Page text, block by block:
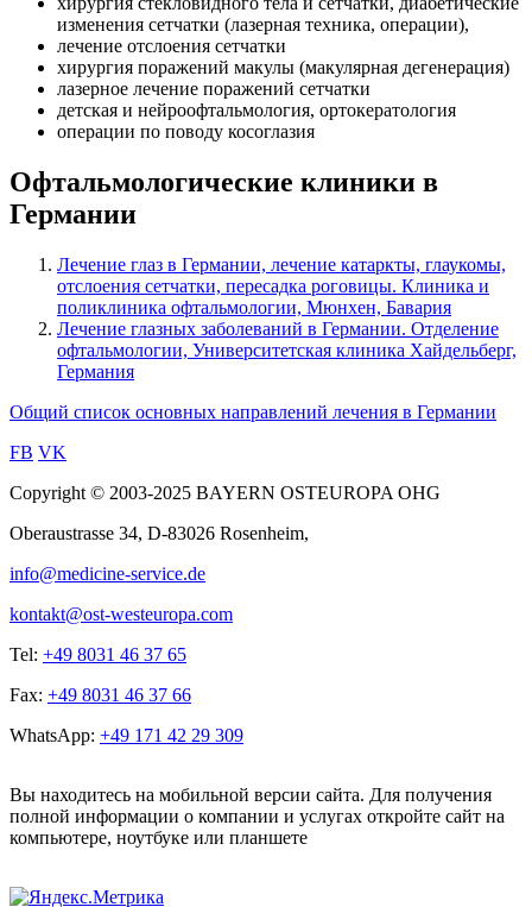
изменения сетчатки (лазерная техника, операции),
лечение отслоения сетчатки
хирургия поражений макулы (макулярная дегенерация)
лазерное лечение поражений сетчатки
детская и нейроофтальмология, ортокератология
операции по поводу косоглазия
Офтальмологические клиники в
Германии
Лечение глаз в Германии, лечение катаркты, глаукомы,
отслоения сетчатки, пересадка роговицы. Клиника и
поликлиника офтальмологии, Мюнхен, Бавария
Лечение глазных заболеваний в Германии. Отделение
офтальмологии, Университетская клиника Хайдельберг,
Германия
Общий список основных направлений лечения в Германии
FB VK
Copyright © 2003-2025 BAYERN OSTEUROPA OHG
Oberaustrasse 34, D-83026 Rosenheim,
info@medicine-service.de
kontakt@ost-westeuropa.com
Tel: +49 8031 46 37 65
Fax: +49 8031 46 37 66
WhatsApp: +49 171 42 29 309
Вы находитесь на мобильной версии сайта. Для получения
полной информации о компании и услугах откройте сайт на
компьютере, ноутбуке или планшете